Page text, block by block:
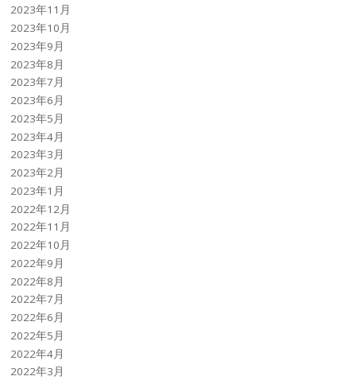
2023年11月
2023年10月
2023年9月
2023年8月
2023年7月
2023年6月
2023年5月
2023年4月
2023年3月
2023年2月
2023年1月
2022年12月
2022年11月
2022年10月
2022年9月
2022年8月
2022年7月
2022年6月
2022年5月
2022年4月
2022年3月